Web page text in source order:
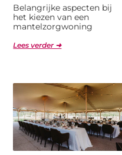
Belangrijke aspecten bij
het kiezen van een
mantelzorgwoning
Lees verder ➜